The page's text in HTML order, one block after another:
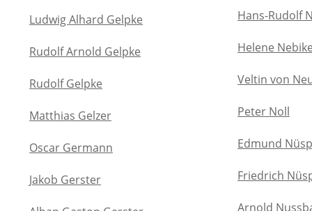
Ludwig Alhard Gelpke
Rudolf Arnold Gelpke
Rudolf Gelpke
Matthias Gelzer
Oscar Germann
Jakob Gerster
Hans-Rudolf
Helene
Veltin von
Peter Noll
Edmund
Friedrich
Arnold